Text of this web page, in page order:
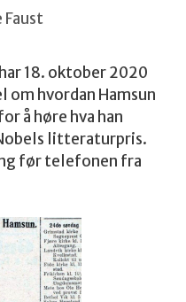
Faust
har 18. oktober 2020
om hvordan Hamsun
å høre hva han
litteraturpris.
før telefonen fra